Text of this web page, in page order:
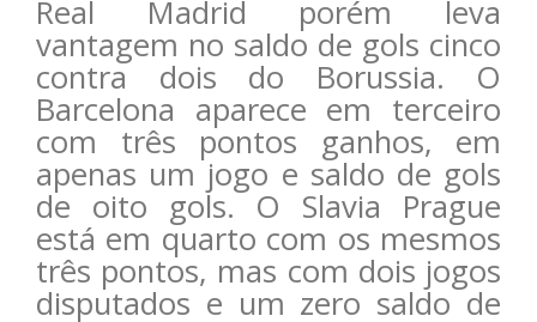
Real Madrid porém leva
vantagem no saldo de gols cinco
contra dois do Borussia. O
Barcelona aparece em terceiro
com três pontos ganhos, em
apenas um jogo e saldo de gols
de oito gols. O Slavia Prague
está em quarto com os mesmos
três pontos, mas com dois jogos
disputados e um zero saldo de